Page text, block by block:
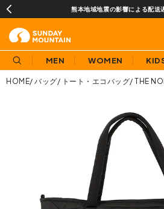
熊本地域地震の影響による配送
MEN WOMEN
HOME バッグ トート・エコバッグ THE